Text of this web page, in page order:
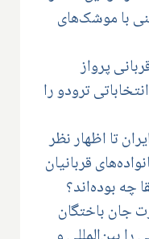
با موشک‌های
پرواز
ترودو را
تا اظهار نظر
قربانیان
چه بوده‌اند؟
جان باختگان